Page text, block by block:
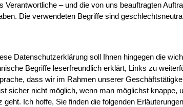
– und die von uns beauftragten
Die verwendeten Begriffe sind
Datenschutzerklärung soll Ihnen hingegen die
Begriffe leserfreundlich erklärt, Links zu
dass wir im Rahmen unserer
sicher nicht möglich, wenn man möglichst knappe,
Ich hoffe, Sie finden die folgenden